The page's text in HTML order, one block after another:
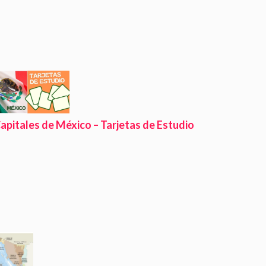
de México – Tarjetas de Estudio